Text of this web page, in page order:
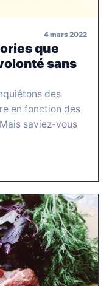
4 mars 2022
que
sans
des
en fonction des
saviez-vous